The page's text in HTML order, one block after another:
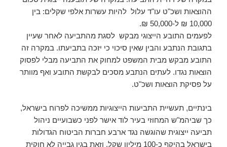
ההוצאות ושכ"ט עו"ד עלול להיות עשרות אלפי שקלים: בין
10,000 ₪ ל-50,000 ₪.
לפעמים התובע הייצוגי מבקש לסגת מהתביעה לאחר שעיין
בתגובת הנתבע והבין שאין סיכוי כי יזכה בתביעתו. במקרה זה
התובע מבקש מבית המשפט למחוק את התביעה מבלי לפסוק
הוצאות נגדו. לעתים הנתבע מסכים לבקשת התובע ואף מוותר
על פסיקת הוצאות ושכ"ט.
בינתיים, תעשיית התביעות הייצוגיות ממשיכה לפרוח בישראל,
כך שביהמ"ש המחוזי בעיר לוד אישר לפני כשבועיים ניהול
תביעה ייצוגית שהוגשה נגד ארבע חברות הביטוח הגדולות
בישראל בהיקף כ-100 מיליון שקל, וזאת בגין גבייה לא חוקית